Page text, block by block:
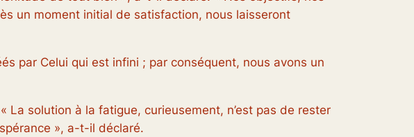
un moment initial de satisfaction, nous laisseront
par Celui qui est infini ; par conséquent, nous avons un
La solution à la fatigue, curieusement, n’est pas de rester
», a-t-il déclaré.